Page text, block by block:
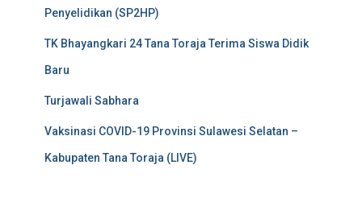
Penyelidikan (SP2HP)
TK Bhayangkari 24 Tana Toraja Terima Siswa Didik
Baru
Turjawali Sabhara
Vaksinasi COVID-19 Provinsi Sulawesi Selatan –
Kabupaten Tana Toraja (LIVE)